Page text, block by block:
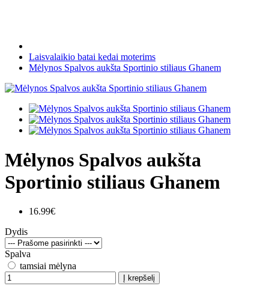
Laisvalaikio batai kedai moterims
Mėlynos Spalvos aukšta Sportinio stiliaus Ghanem
Mėlynos Spalvos aukšta
Sportinio stiliaus Ghanem
16.99€
Dydis
Spalva
tamsiai mėlyna
Į krepšelį